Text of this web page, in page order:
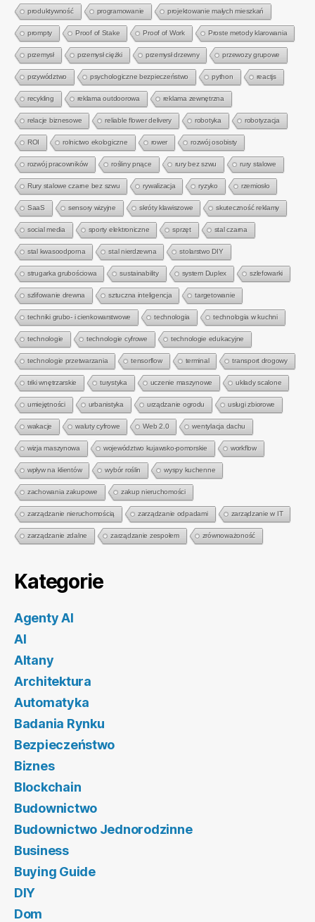
produktywność programowanie projektowanie małych mieszkań
prompty Proof of Stake Proof of Work Proste metody klarowania
przemysł przemysł ciężki przemysł drzewny przewozy grupowe
przywództwo psychologiczne bezpieczeństwo python reactjs
recykling reklama outdoorowa reklama zewnętrzna
relacje biznesowe reliable flower delivery robotyka robotyzacja
ROI rolnictwo ekologiczne rower rozwój osobisty
rozwój pracowników rośliny pnące rury bez szwu rury stalowe
Rury stalowe czarne bez szwu rywalizacja ryzyko rzemiosło
SaaS sensory wizyjne skróty klawiszowe skuteczność reklamy
social media sporty elektroniczne sprzęt stal czarna
stal kwasoodporna stal nierdzewna stolarstwo DIY
strugarka grubościowa sustainability system Duplex szlefowarki
szlifowanie drewna sztuczna inteligencja targetowanie
techniki grubo- i cienkowarstwowe technologia technologia w kuchni
technologie technologie cyfrowe technologie edukacyjne
technologie przetwarzania tensorflow terminal transport drogowy
triki wnętrzarskie turystyka uczenie maszynowe układy scalone
umiejętności urbanistyka urządzanie ogrodu usługi zbiorowe
wakacje waluty cyfrowe Web 2.0 wentylacja dachu
wizja maszynowa województwo kujawsko-pomorskie workflow
wpływ na klientów wybór roślin wyspy kuchenne
zachowania zakupowe zakup nieruchomości
zarządzanie nieruchomością zarządzanie odpadami zarządzanie w IT
zarządzanie zdalne zarządzanie zespołem zrównoważoność
Kategorie
Agenty AI
AI
Altany
Architektura
Automatyka
Badania Rynku
Bezpieczeństwo
Biznes
Blockchain
Budownictwo
Budownictwo Jednorodzinne
Business
Buying Guide
DIY
Dom